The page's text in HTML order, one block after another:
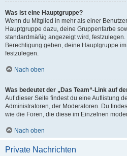
Was ist eine Hauptgruppe?
Wenn du Mitglied in mehr als einer
Hauptgruppe dazu, deine Gruppenfarbe
standardmäßig angezeigt wird,
Berechtigung geben, deine Hauptgruppe
festzulegen.
Nach oben
Was bedeutet der „Das Team“-Link auf
Auf dieser Seite findest du eine Auflistung
Administratoren, der Moderatoren. Du
wie die Foren, die diese im Einzelnen
Nach oben
Private Nachrichten